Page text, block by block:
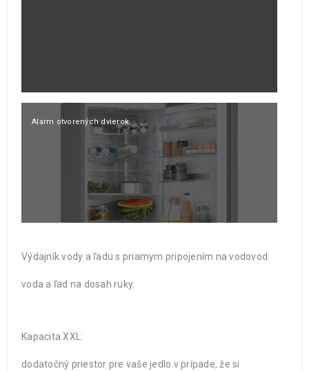
Alarm otvorených dvierok
Výdajník vody a ľadu s priamym pripojením na vodovod:
voda a ľad na dosah ruky.
Kapacita XXL:
dodatočný priestor pre vaše jedlo v prípade, že si